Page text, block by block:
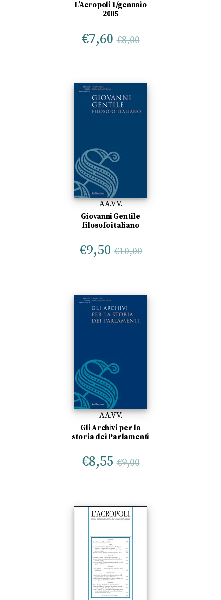
L’Acropoli 1/gennaio
2005
€7,60 €8,00
AA.VV.
Giovanni Gentile
filosofo italiano
€9,50 €10,00
AA.VV.
Gli Archivi per la
storia dei Parlamenti
€8,55 €9,00